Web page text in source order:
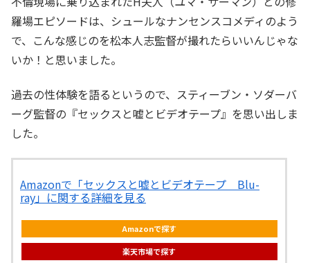
羅場エピソードは、シュールなナンセンスコメディのよう
で、こんな感じのを松本人志監督が撮れたらいいんじゃな
いか！と思いました。
過去の性体験を語るというので、スティーブン・ソダーバ
ーグ監督の『セックスと嘘とビデオテープ』を思い出しま
した。
Amazonで「セックスと嘘とビデオテープ Blu-
ray」に関する詳細を見る
Amazonで探す
楽天市場で探す